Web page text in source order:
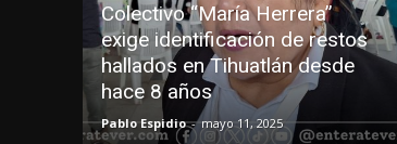
Colectivo “María Herrera”
exige identificación de restos
hallados en Tihuatlán desde
hace 8 años
Pablo Espidio - mayo 11, 2025